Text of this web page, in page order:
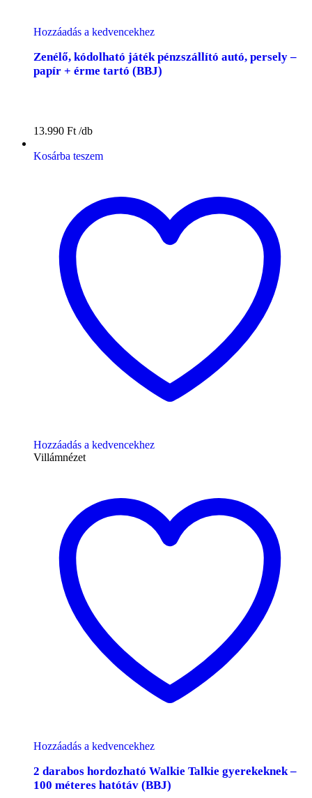
Hozzáadás a kedvencekhez
Zenélő, kódolható játék pénzszállító autó, persely –
papír + érme tartó (BBJ)
13.990 Ft
Kosárba teszem
Hozzáadás a kedvencekhez
Villámnézet
Hozzáadás a kedvencekhez
2 darabos hordozható Walkie Talkie gyerekeknek –
100 méteres hatótáv (BBJ)